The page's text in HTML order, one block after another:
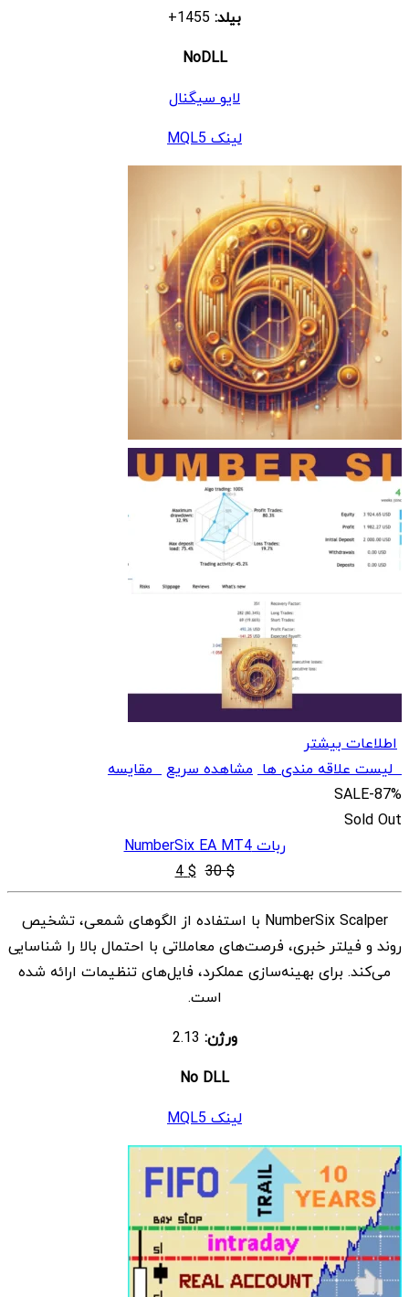
بیلد:
NoDLL
لایو سیگنال
لینک MQL5
اطلاعات بیشتر
لیست علاقه مندی ها مشاهده سریعمقایسه
SALE-87%
Sold Out
ربات NumberSix EA MT4
$
30
قیمت
اصلی
$ 30
بود.
$
4 قیمت
فعلی
$ 4
است.
NumberSix Scalper با استفاده از الگوهای شمعی، تشخیص
روند و فیلتر خبری، فرصت‌های معاملاتی با احتمال بالا را شناسایی
می‌کند. برای بهینه‌سازی عملکرد، فایل‌های تنظیمات ارائه شده
است.
ورژن:
No DLL
لینک MQL5